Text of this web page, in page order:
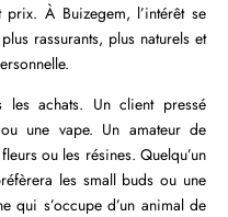
À Buizegem, l’intérêt se
rassurants, plus naturels et
les achats. Un client pressé
une vape. Un amateur de
ou les résines. Quelqu’un
les small buds ou une
qui s’occupe d’un animal de